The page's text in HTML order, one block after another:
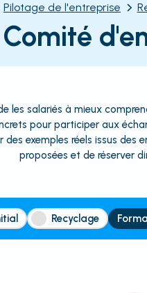
Pilotage de l'entreprise
les salariés à mieux
pour participer aux
exemples réels issus
proposées et de réserver
Recyclage